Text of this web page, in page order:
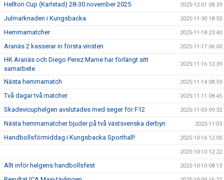
Hellton Cup (Karlstad) 28-30 november 2025 2025-12-01 08:39
Julmarknaden i Kungsbacka 2025-11-30 18:50
Hemmamatcher 2025-11-18 23:40
Aranäs 2 kasserar in första vinsten 2025-11-17 06:00
HK Aranäs och Diego Perez Marne har förlängt sitt
samarbete
2025-11-16 12:39
Nästa hemmamatch 2025-11-14 08:59
Två dagar två matcher 2025-11-11 08:45
Skadevicuphelgen avslutades med seger för F12 2025-11-03 09:32
Nästa hemmamatcher bjuder på två västsvenska derbyn 2025-11-03
Handbollsförmiddag i Kungsbacka Sporthall! 2025-10-16 12:00
2025-10-10 12:22
Allt inför helgens handbollsfest 2025-10-10 08:13